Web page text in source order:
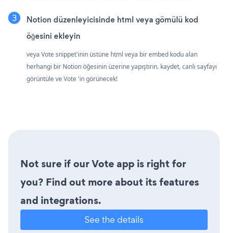
Notion düzenleyicisinde html veya gömülü kod
öğesini ekleyin
veya Vote snippet'inin üstüne html veya bir embed kodu alan
herhangi bir Notion öğesinin üzerine yapıştırın. kaydet, canlı sayfayı
görüntüle ve Vote 'in görünecek!
Not sure if our Vote app is right for
you? Find out more about its features
and integrations.
See the details